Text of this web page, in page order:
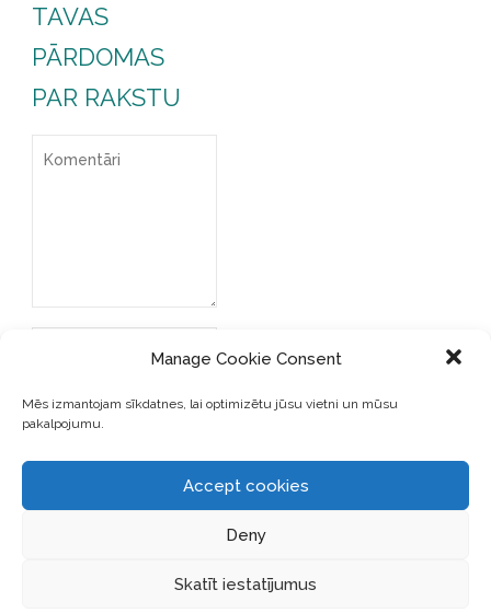
Manage Cookie Consent
Mēs izmantojam sīkdatnes, lai optimizētu jūsu vietni un mūsu
pakalpojumu.
Accept cookies
Deny
Skatīt iestatījumus
TAVAS
PĀRDOMAS
PAR RAKSTU
E-PASTA ADRESI UN VIETNI
ŠAJĀ PĀRLŪKPROGRAMMĀ